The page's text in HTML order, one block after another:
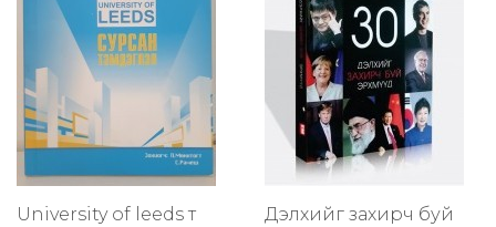
University of leeds т
Дэлхийг захирч буй